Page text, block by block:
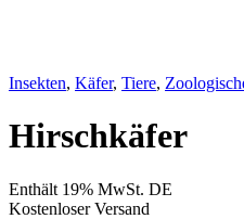
Insekten, Käfer, Tiere,
Hirschkäfer
Enthält 19% MwSt. DE
Kostenloser Versand